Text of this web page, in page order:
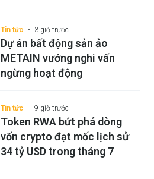
Tin tức 3 giờ trước
Dự án bất động sản ảo
METAIN vướng nghi vấn
ngừng hoạt động
Tin tức 9 giờ trước
Token RWA bứt phá dòng
vốn crypto đạt mốc lịch sử
34 tỷ USD trong tháng 7